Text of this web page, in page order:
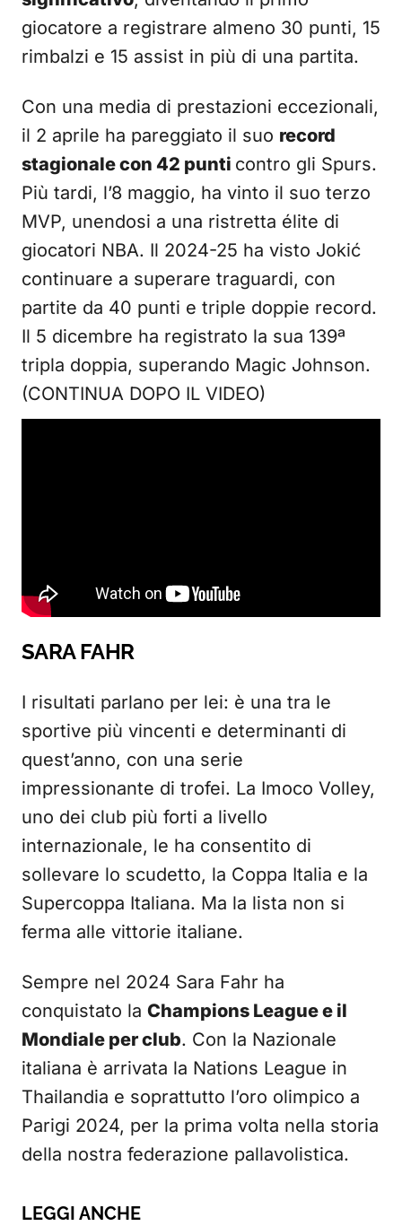
giocatore a registrare almeno 30 punti, 15
rimbalzi e 15 assist in più di una partita.
Con una media di prestazioni eccezionali,
il 2 aprile ha pareggiato il suo record
stagionale con 42 punti contro gli Spurs.
Più tardi, l’8 maggio, ha vinto il suo terzo
MVP, unendosi a una ristretta élite di
giocatori NBA. Il 2024-25 ha visto Jokić
continuare a superare traguardi, con
partite da 40 punti e triple doppie record.
Il 5 dicembre ha registrato la sua 139ª
tripla doppia, superando Magic Johnson.
(CONTINUA DOPO IL VIDEO)
SARA FAHR
I risultati parlano per lei: è una tra le
sportive più vincenti e determinanti di
quest’anno, con una serie
impressionante di trofei. La Imoco Volley,
uno dei club più forti a livello
internazionale, le ha consentito di
sollevare lo scudetto, la Coppa Italia e la
Supercoppa Italiana. Ma la lista non si
ferma alle vittorie italiane.
Sempre nel 2024 Sara Fahr ha
conquistato la Champions League e il
Mondiale per club. Con la Nazionale
italiana è arrivata la Nations League in
Thailandia e soprattutto l’oro olimpico a
Parigi 2024, per la prima volta nella storia
della nostra federazione pallavolistica.
LEGGI ANCHE